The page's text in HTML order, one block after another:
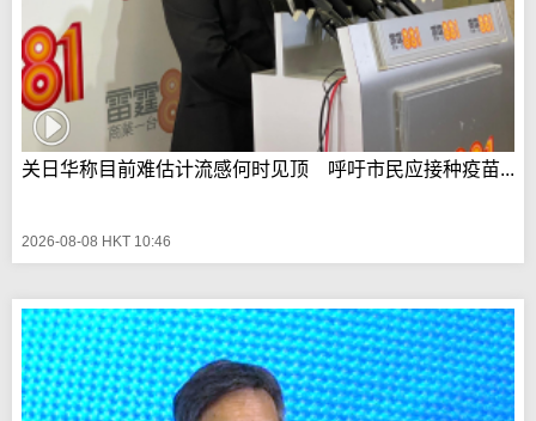
关日华称目前难估计流感何时见顶 呼吁市民应接种疫苗...
2026-08-08 HKT 10:46